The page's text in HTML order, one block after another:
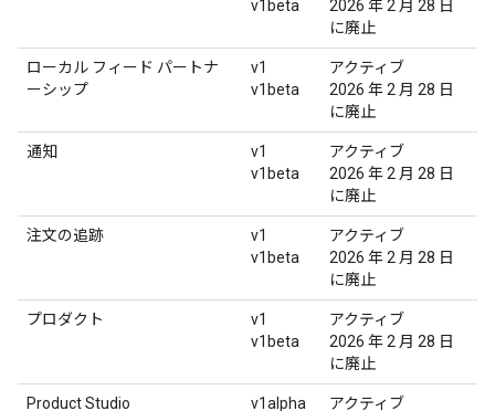
v1beta
2026 年 2 月 28 日
に廃止
ローカル フィード パートナ
ーシップ
v1
v1beta
アクティブ
2026 年 2 月 28 日
に廃止
通知
v1
v1beta
アクティブ
2026 年 2 月 28 日
に廃止
注文の追跡
v1
v1beta
アクティブ
2026 年 2 月 28 日
に廃止
プロダクト
v1
v1beta
アクティブ
2026 年 2 月 28 日
に廃止
Product Studio v1alpha アクティブ